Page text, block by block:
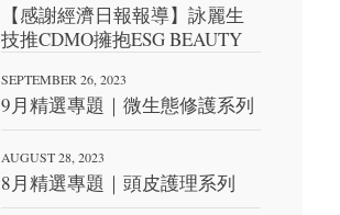
【感謝經濟日報報導】詠麗生
技推CDMO擁抱ESG BEAUTY
SEPTEMBER 26, 2023
9月精選專題｜微生態修護系列
AUGUST 28, 2023
8月精選專題｜頭皮護理系列